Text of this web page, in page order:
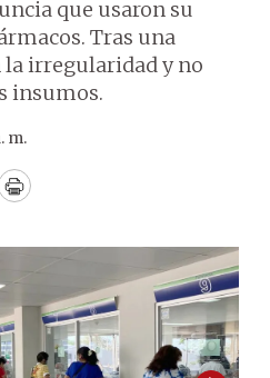
que usaron su
Tras una
la irregularidad y no
insumos.
m.
Print